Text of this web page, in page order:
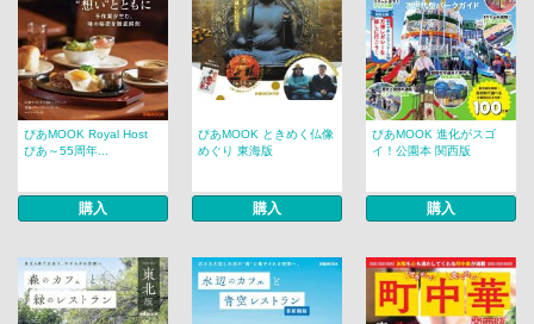
ぴあMOOK Royal Host
ぴあ～55周年...
購入
ぴあMOOK ときめく仏像
めぐり 東海版
購入
ぴあMOOK 進化がスゴ
イ！公園本 関西版
購入